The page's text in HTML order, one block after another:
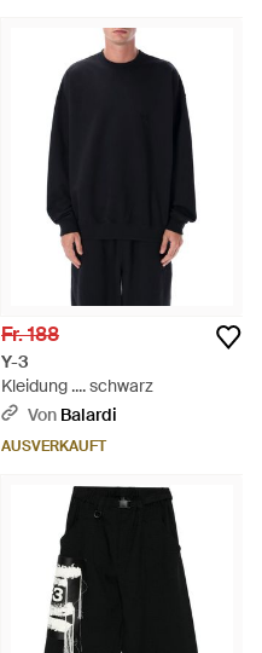
Fr. 188
Y-3
Kleidung .... schwarz
Von Balardi
AUSVERKAUFT